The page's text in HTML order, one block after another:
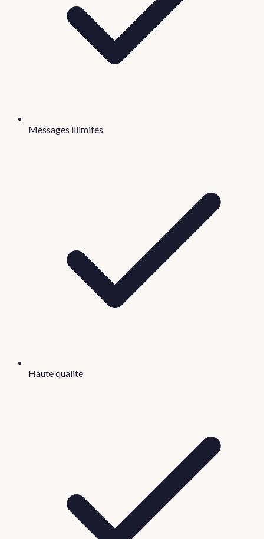
Messages illimités
Haute qualité